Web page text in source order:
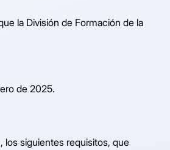
la División de Formación de la
de 2025.
, los siguientes requisitos, que